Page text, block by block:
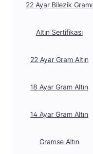
22 Ayar Bilezik Gramı
Altın Sertifikası
22 Ayar Gram Altın
18 Ayar Gram Altın
14 Ayar Gram Altın
Gramse Altın